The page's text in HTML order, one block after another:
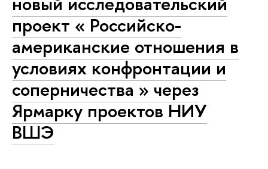
проект « Российско-
американские отношения в
условиях конфронтации и
соперничества » через
Ярмарку проектов НИУ
ВШЭ